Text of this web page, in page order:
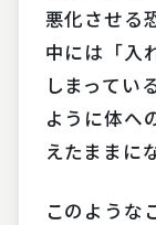
悪化させる
中には「入
しまってい
ように体へ
えたままに
このような